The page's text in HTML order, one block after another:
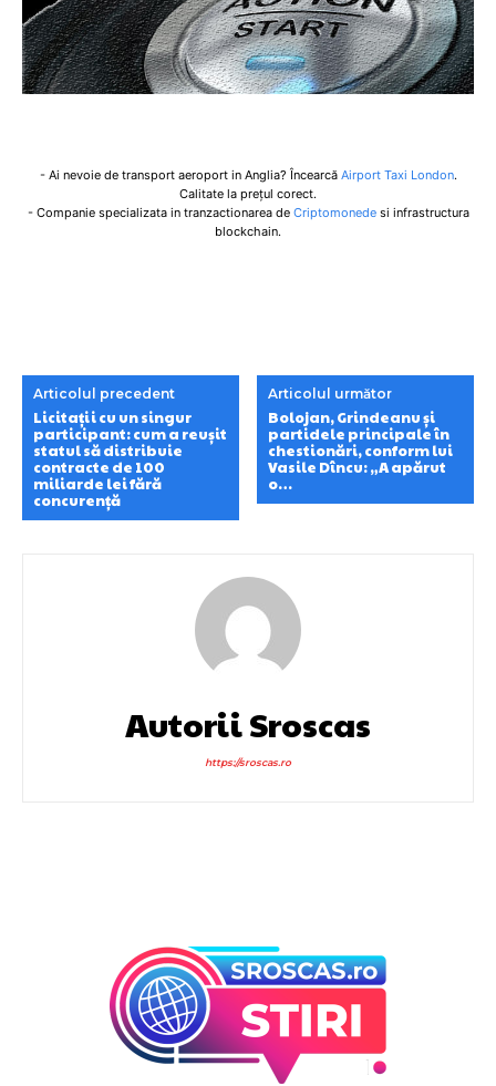
- Ai nevoie de transport aeroport in Anglia? Încearcă Airport Taxi London.
Calitate la prețul corect.
- Companie specializata in tranzactionarea de Criptomonedesi infrastructura
blockchain.
Articolul precedent
Licitații cu un singur
participant: cum a reușit
statul să distribuie
contracte de 100
miliarde lei fără
concurență
Articolul următor
Bolojan, Grindeanu și
partidele principale în
chestionări, conform lui
Vasile Dîncu: „A apărut
o…
Autorii Sroscas
https://sroscas.ro